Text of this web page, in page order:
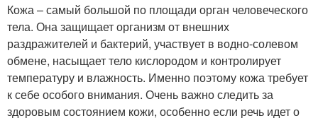
Кожа – самый большой по площади орган человеческого
тела. Она защищает организм от внешних
раздражителей и бактерий, участвует в водно-солевом
обмене, насыщает тело кислородом и контролирует
температуру и влажность. Именно поэтому кожа требует
к себе особого внимания. Очень важно следить за
здоровым состоянием кожи, особенно если речь идет о